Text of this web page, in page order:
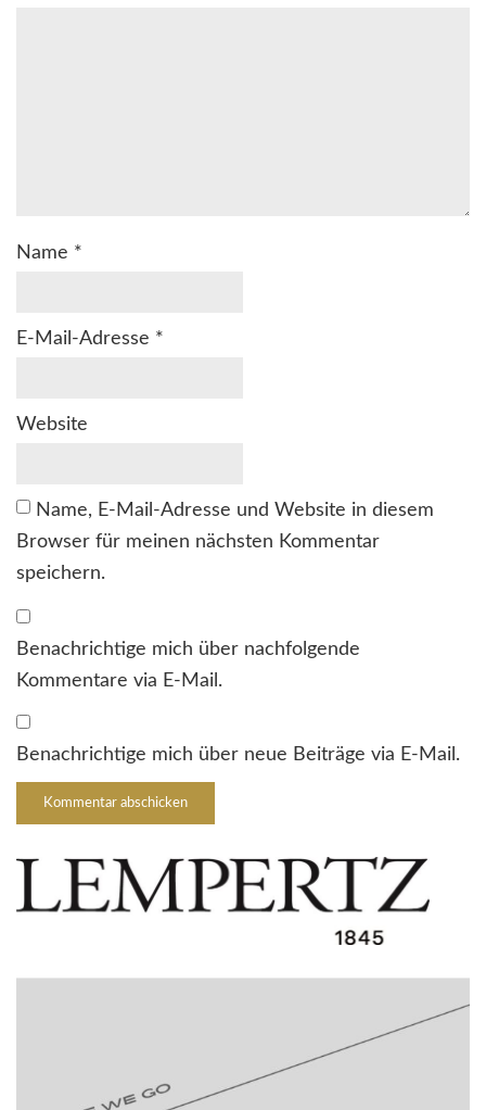
Name *
E-Mail-Adresse *
Website
Name, E-Mail-Adresse und Website in diesem
Browser für meinen nächsten Kommentar
speichern.
Benachrichtige mich über nachfolgende
Kommentare via E-Mail.
Benachrichtige mich über neue Beiträge via E-Mail.